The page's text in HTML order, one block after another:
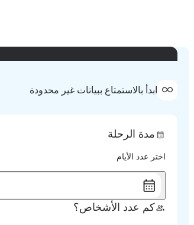
ابدأ بالاستمتاع ببيانات غير محدودة
مدة الرحلة
اختر عدد الأيام
كم عدد الأشخاص؟